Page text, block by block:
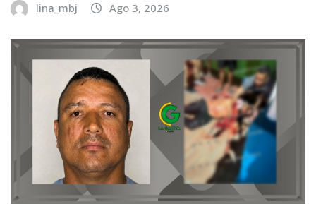
lina_mbj Ago 3, 2026